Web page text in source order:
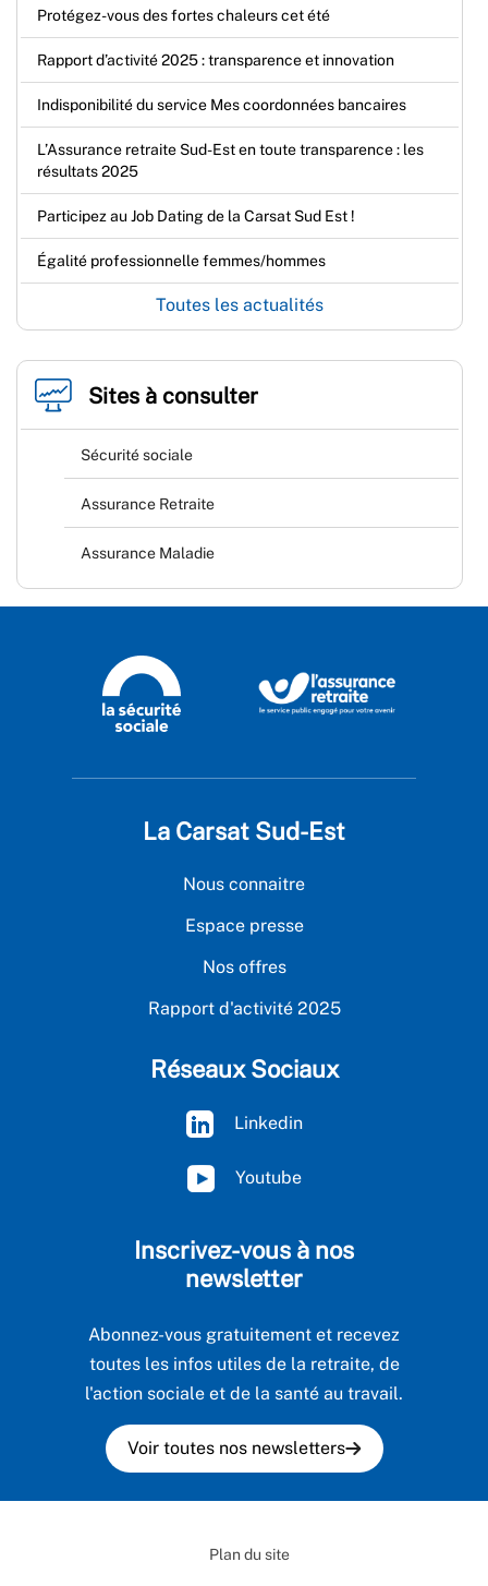
Protégez-vous des fortes chaleurs cet été
Rapport d’activité 2025 : transparence et innovation
Indisponibilité du service Mes coordonnées bancaires
L’Assurance retraite Sud-Est en toute transparence : les
résultats 2025
Participez au Job Dating de la Carsat Sud Est !
Égalité professionnelle femmes/hommes
Toutes les actualités
Sites à consulter
Sécurité sociale
Assurance Retraite
Assurance Maladie
La Carsat Sud-Est
Nous connaitre
Espace presse
Nos offres
Rapport d'activité 2025
Réseaux Sociaux
Linkedin
Youtube
Inscrivez-vous à nos
newsletter
Abonnez-vous gratuitement et recevez
toutes les infos utiles de la retraite, de
l'action sociale et de la santé au travail.
Voir toutes nos newsletters
Plan du site